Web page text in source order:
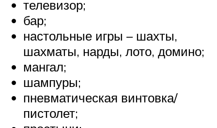
телевизор;
бар;
настольные игры – шахты,
шахматы, нарды, лото, домино;
мангал;
шампуры;
пневматическая винтовка/
пистолет;